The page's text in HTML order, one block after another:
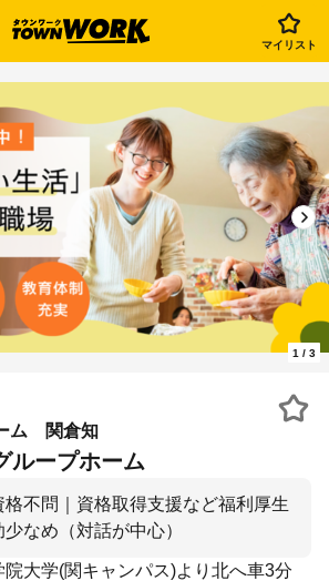
マイリスト
1 / 3
ム 関倉知
ループホーム
不問｜資格取得支援など福利厚生
なめ（対話が中心）
院大学(関キャンパス)より北へ車3分